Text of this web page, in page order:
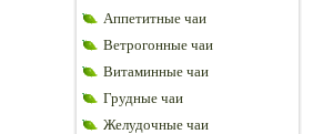
Аппетитные чаи
Ветрогонные чаи
Витаминные чаи
Грудные чаи
Желудочные чаи